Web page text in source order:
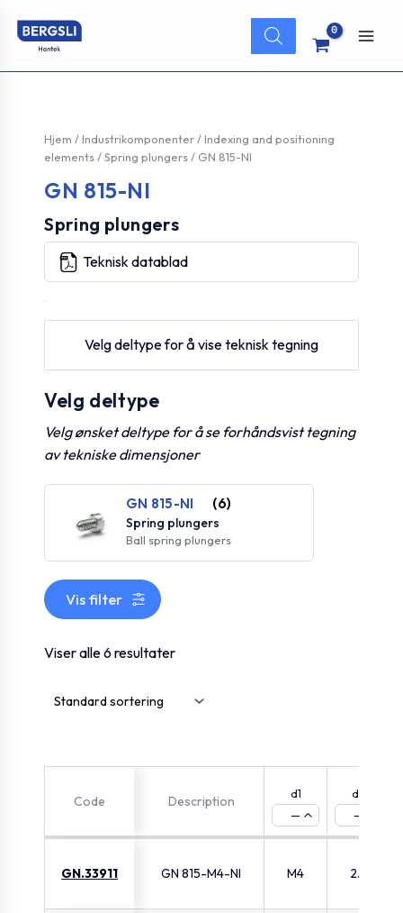
rett
innholdet
Products
search
Hjem / Industrikomponenter/ Indexing and positioning
elements/Spring plungers/ GN 815-NI
GN 815-NI
Spring plungers
Teknisk datablad
Velg deltype for å vise teknisk tegning
Velg deltype
Velg ønsket deltype for å se forhåndsvist tegning
av tekniske dimensjoner
GN 815-NI (6)
Spring plungers
Ball spring plungers
Vis filter
Viser alle 6 resultater
Code Description
d1
—
d2
—
GN.33911 GN 815-M4-NI M4 2.5